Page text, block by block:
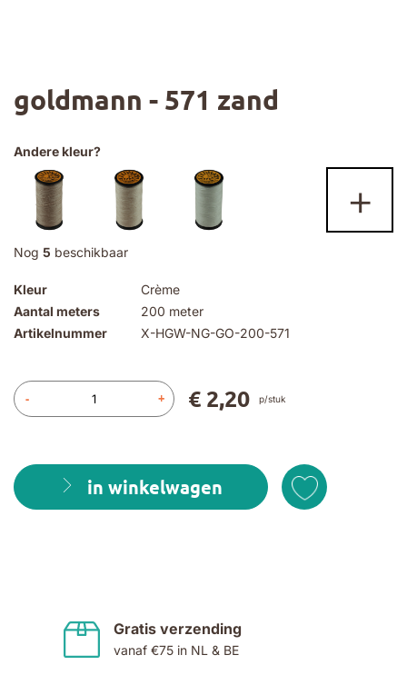
goldmann - 571 zand
Nog 5 beschikbaar
Kleur
Crème
Aantal meters
200 meter
Artikelnummer
X-HGW-NG-GO-200-571
- +
in winkelwagen
€ 2,20 p/stuk
Andere kleur?
+
het
van
afbeeldingen-
gallerij
Gratis verzending
vanaf €75 in NL & BE